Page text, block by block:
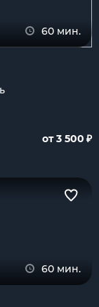
60 мин.
от 3 500 ₽
60 мин.